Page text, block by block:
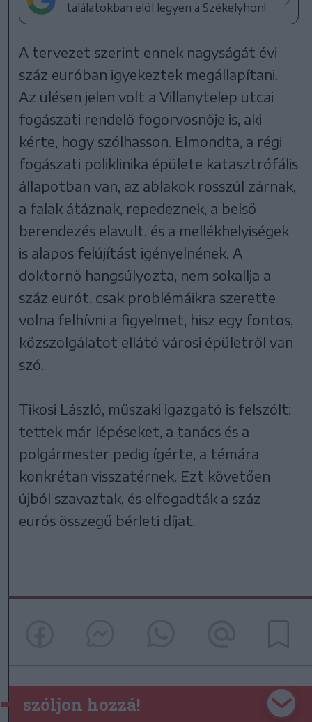
találatokban elöl legyen a Székelyhon!
A tervezet szerint ennek nagyságát évi
száz euróban igyekeztek megállapítani.
Az ülésen jelen volt a Villanytelep utcai
fogászati rendelő fogorvosnője is, aki
kérte, hogy szólhasson. Elmondta, a régi
fogászati poliklinika épülete katasztrófális
állapotban van, az ablakok rosszúl zárnak,
a falak átáznak, repedeznek, a belső
berendezés elavult, és a mellékhelyiségek
is alapos felújítást igényelnének. A
doktornő hangsúlyozta, nem sokallja a
száz eurót, csak problémáikra szerette
volna felhívni a figyelmet, hisz egy fontos,
közszolgálatot ellátó városi épületről van
szó.
Tikosi László, műszaki igazgató is felszólt:
tettek már lépéseket, a tanács és a
polgármester pedig ígérte, a témára
konkrétan visszatérnek. Ezt követően
újból szavaztak, és elfogadták a száz
eurós összegű bérleti díjat.
szóljon hozzá!